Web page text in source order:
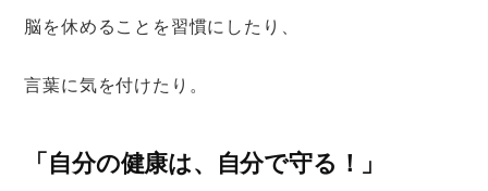
脳を休めることを習慣にしたり、
言葉に気を付けたり。
「自分の健康は、自分で守る！」